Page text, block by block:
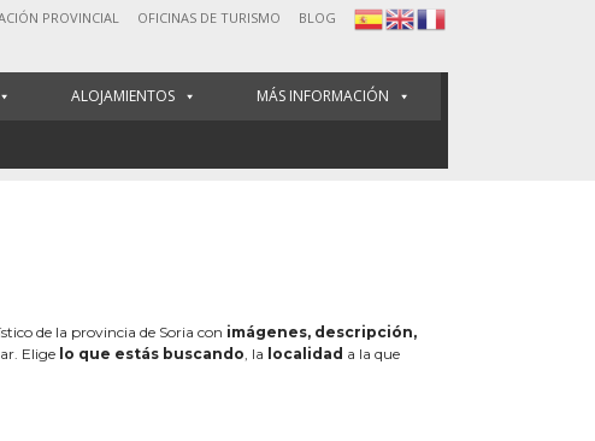
PROVINCIAL OFICINAS DE TURISMO BLOG
ALOJAMIENTOS MÁS INFORMACIÓN
de la provincia de Soria con imágenes, descripción,
Elige lo que estás buscando, la localidad a la que